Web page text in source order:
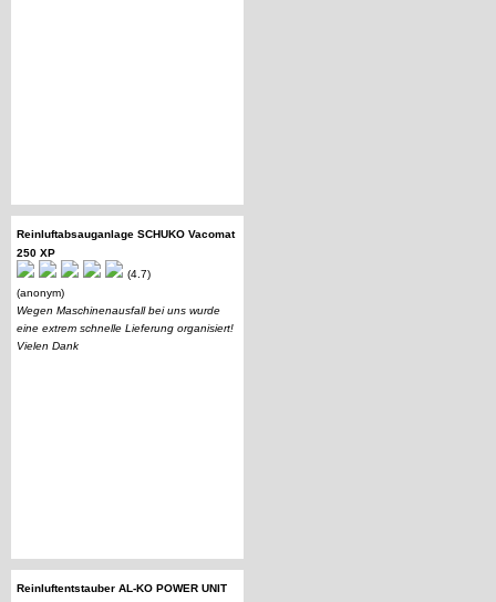
Reinluftabsauganlage SCHUKO Vacomat
250 XP
(4.7)
(anonym)
Wegen Maschinenausfall bei uns wurde
eine extrem schnelle Lieferung organisiert!
Vielen Dank
Reinluftentstauber AL-KO POWER UNIT